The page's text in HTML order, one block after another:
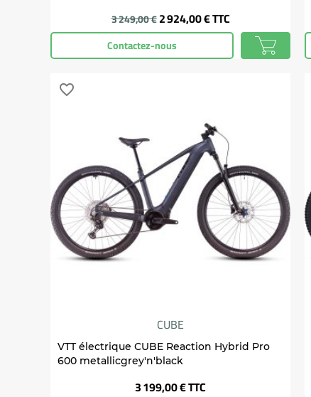
3 249,00 €Prix
2 924,00 €TTC
Contactez-nous
CUBE
VTT électrique CUBE Reaction Hybrid Pro
600 metallicgrey'n'black
Prix
3 199,00 €TTC
favorite_border